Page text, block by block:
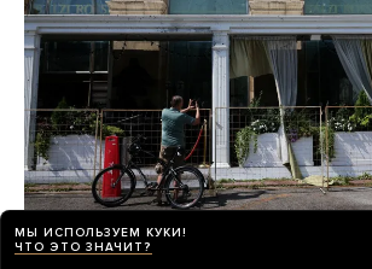
МЫ ИСПОЛЬЗУЕМ КУКИ!
ЧТО ЭТО ЗНАЧИТ?